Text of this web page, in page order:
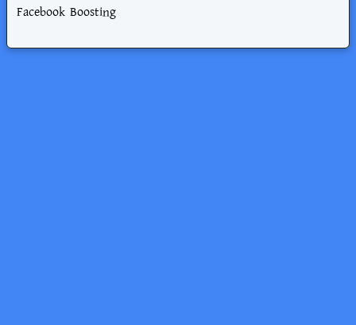
Facebook Boosting